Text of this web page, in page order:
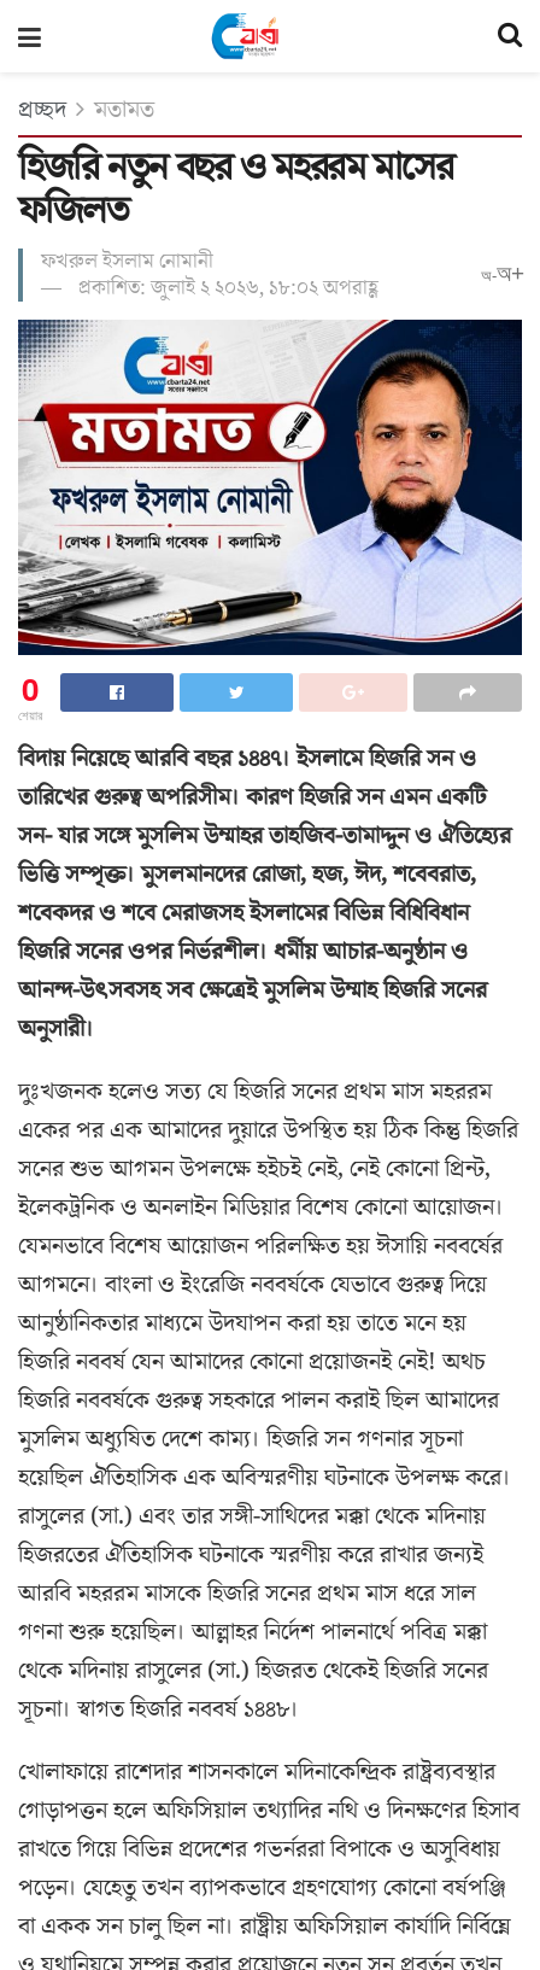
প্রচ্ছদ মতামত
হিজরি নতুন বছর ও মহররম মাসের
ফজিলত
ফখরুল ইসলাম নোমানী
প্রকাশিত: জুলাই ২ ২০২৬, ১৮:০২ অপরাহ্ণ
অ-অ+
0
শেয়ার
বিদায় নিয়েছে আরবি বছর ১৪৪৭। ইসলামে হিজরি সন ও
তারিখের গুরুত্ব অপরিসীম। কারণ হিজরি সন এমন একটি
সন- যার সঙ্গে মুসলিম উম্মাহর তাহজিব-তামাদ্দুন ও ঐতিহ্যের
ভিত্তি সম্পৃক্ত। মুসলমানদের রোজা, হজ, ঈদ, শবেবরাত,
শবেকদর ও শবে মেরাজসহ ইসলামের বিভিন্ন বিধিবিধান
হিজরি সনের ওপর নির্ভরশীল। ধর্মীয় আচার-অনুষ্ঠান ও
আনন্দ-উৎসবসহ সব ক্ষেত্রেই মুসলিম উম্মাহ হিজরি সনের
অনুসারী।
দুঃখজনক হলেও সত্য যে হিজরি সনের প্রথম মাস মহররম
একের পর এক আমাদের দুয়ারে উপস্থিত হয় ঠিক কিন্তু হিজরি
সনের শুভ আগমন উপলক্ষে হইচই নেই, নেই কোনো প্রিন্ট,
ইলেকট্রনিক ও অনলাইন মিডিয়ার বিশেষ কোনো আয়োজন।
যেমনভাবে বিশেষ আয়োজন পরিলক্ষিত হয় ঈসায়ি নববর্ষের
আগমনে। বাংলা ও ইংরেজি নববর্ষকে যেভাবে গুরুত্ব দিয়ে
আনুষ্ঠানিকতার মাধ্যমে উদযাপন করা হয় তাতে মনে হয়
হিজরি নববর্ষ যেন আমাদের কোনো প্রয়োজনই নেই! অথচ
হিজরি নববর্ষকে গুরুত্ব সহকারে পালন করাই ছিল আমাদের
মুসলিম অধ্যুষিত দেশে কাম্য। হিজরি সন গণনার সূচনা
হয়েছিল ঐতিহাসিক এক অবিস্মরণীয় ঘটনাকে উপলক্ষ করে।
রাসুলের (সা.) এবং তার সঙ্গী-সাথিদের মক্কা থেকে মদিনায়
হিজরতের ঐতিহাসিক ঘটনাকে স্মরণীয় করে রাখার জন্যই
আরবি মহররম মাসকে হিজরি সনের প্রথম মাস ধরে সাল
গণনা শুরু হয়েছিল। আল্লাহর নির্দেশ পালনার্থে পবিত্র মক্কা
থেকে মদিনায় রাসুলের (সা.) হিজরত থেকেই হিজরি সনের
সূচনা। স্বাগত হিজরি নববর্ষ ১৪৪৮।
খোলাফায়ে রাশেদার শাসনকালে মদিনাকেন্দ্রিক রাষ্ট্রব্যবস্থার
গোড়াপত্তন হলে অফিসিয়াল তথ্যাদির নথি ও দিনক্ষণের হিসাব
রাখতে গিয়ে বিভিন্ন প্রদেশের গভর্নররা বিপাকে ও অসুবিধায়
পড়েন। যেহেতু তখন ব্যাপকভাবে গ্রহণযোগ্য কোনো বর্ষপঞ্জি
বা একক সন চালু ছিল না। রাষ্ট্রীয় অফিসিয়াল কার্যাদি নির্বিঘ্নে